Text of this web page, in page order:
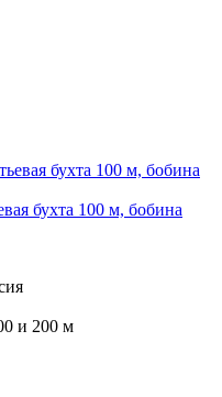
бухта 100 м, бобина
и 200 м